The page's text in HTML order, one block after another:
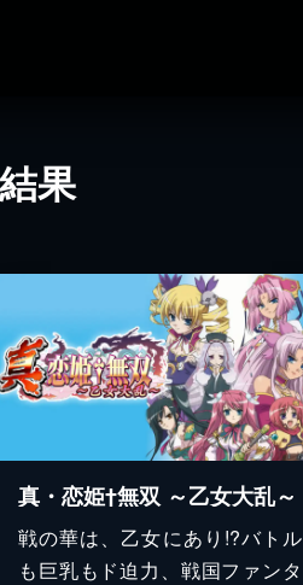
果
真・恋姫†無双 ～乙女大乱～
戦の華は、乙女にあり!?バトル
も巨乳もド迫力、戦国ファンタ